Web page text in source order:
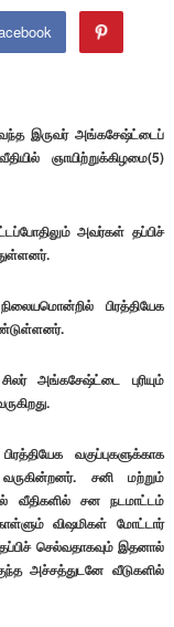
இருவர் அங்கசேஷ்ட்டைப்
ஞாயிற்றுக்கிழமை(5)
அவர்கள் தப்பிச்
பிரத்தியேக
அங்கசேஷ்ட்டை புரியும்
வகுப்புகளுக்காக
சனி மற்றும்
வீதிகளில் சன நடமாட்டம்
விஷமிகள் மோட்டார்
செல்வதாகவும் இதனால்
அச்சத்துடனே வீடுகளில்